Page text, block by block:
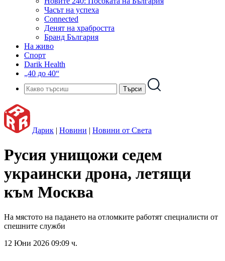
Часът на успеха
Connected
Денят на храбростта
Бранд България
На живо
Спорт
Darik Health
„40 до 40“
Дарик | Новини | Новини от Света
Русия унищожи седем
украински дрона, летящи
към Москва
На мястото на падането на отломките работят специалисти от
спешните служби
12 Юни 2026 09:09 ч.